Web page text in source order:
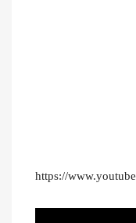
https://